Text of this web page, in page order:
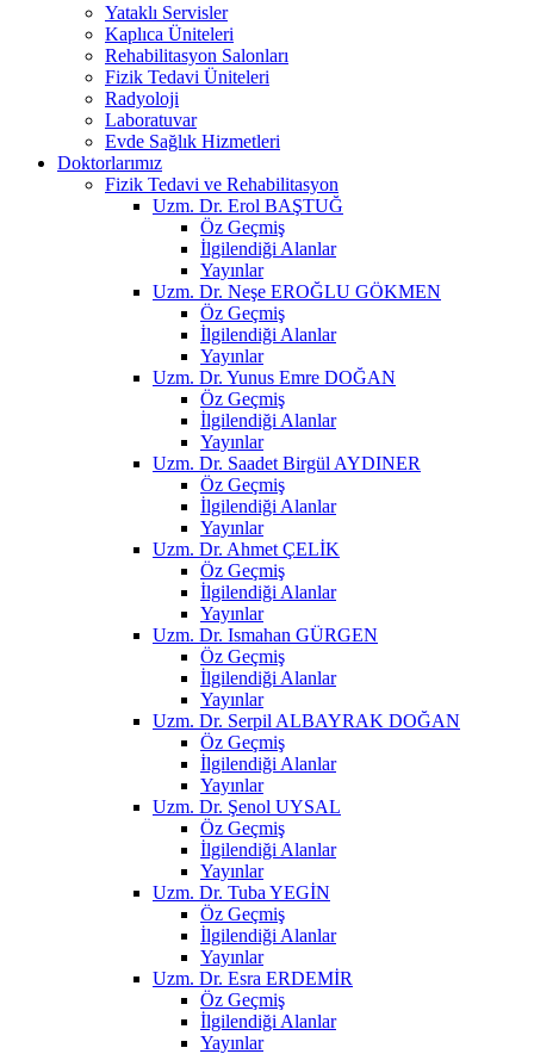
Yataklı Servisler
Kaplıca Üniteleri
Rehabilitasyon Salonları
Fizik Tedavi Üniteleri
Radyoloji
Laboratuvar
Evde Sağlık Hizmetleri
Doktorlarımız
Fizik Tedavi ve Rehabilitasyon
Uzm. Dr. Erol BAŞTUĞ
Öz Geçmiş
İlgilendiği Alanlar
Yayınlar
Uzm. Dr. Neşe EROĞLU GÖKMEN
Öz Geçmiş
İlgilendiği Alanlar
Yayınlar
Uzm. Dr. Yunus Emre DOĞAN
Öz Geçmiş
İlgilendiği Alanlar
Yayınlar
Uzm. Dr. Saadet Birgül AYDINER
Öz Geçmiş
İlgilendiği Alanlar
Yayınlar
Uzm. Dr. Ahmet ÇELİK
Öz Geçmiş
İlgilendiği Alanlar
Yayınlar
Uzm. Dr. Ismahan GÜRGEN
Öz Geçmiş
İlgilendiği Alanlar
Yayınlar
Uzm. Dr. Serpil ALBAYRAK DOĞAN
Öz Geçmiş
İlgilendiği Alanlar
Yayınlar
Uzm. Dr. Şenol UYSAL
Öz Geçmiş
İlgilendiği Alanlar
Yayınlar
Uzm. Dr. Tuba YEGİN
Öz Geçmiş
İlgilendiği Alanlar
Yayınlar
Uzm. Dr. Esra ERDEMİR
Öz Geçmiş
İlgilendiği Alanlar
Yayınlar